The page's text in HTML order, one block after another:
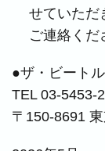
せていただ
ご連絡くだ
●ザ・ビート
TEL 03-5453-
〒150-8691